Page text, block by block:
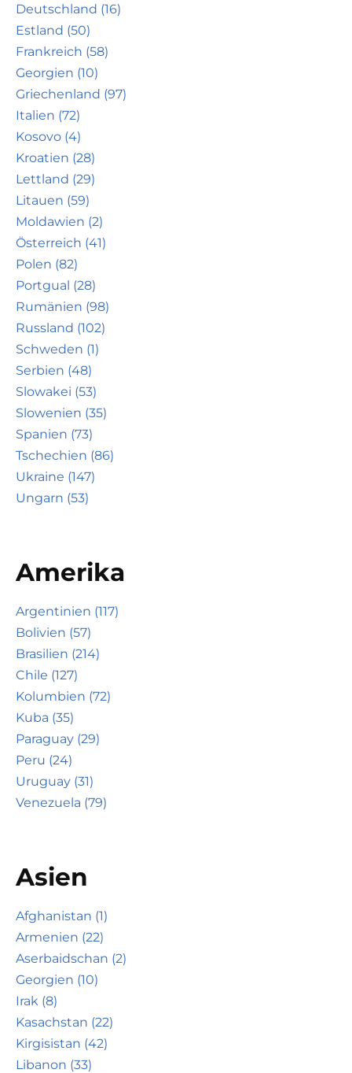
Deutschland (16)
Estland (50)
Frankreich (58)
Georgien (10)
Griechenland (97)
Italien (72)
Kosovo (4)
Kroatien (28)
Lettland (29)
Litauen (59)
Moldawien (2)
Österreich (41)
Polen (82)
Portgual (28)
Rumänien (98)
Russland (102)
Schweden (1)
Serbien (48)
Slowakei (53)
Slowenien (35)
Spanien (73)
Tschechien (86)
Ukraine (147)
Ungarn (53)
Amerika
Argentinien (117)
Bolivien (57)
Brasilien (214)
Chile (127)
Kolumbien (72)
Kuba (35)
Paraguay (29)
Peru (24)
Uruguay (31)
Venezuela (79)
Asien
Afghanistan (1)
Armenien (22)
Aserbaidschan (2)
Georgien (10)
Irak (8)
Kasachstan (22)
Kirgisistan (42)
Libanon (33)